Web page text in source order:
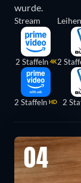
wurde.
Stream
2 Staffeln 4K
2 Staffeln HD
Leihen
2
2
04